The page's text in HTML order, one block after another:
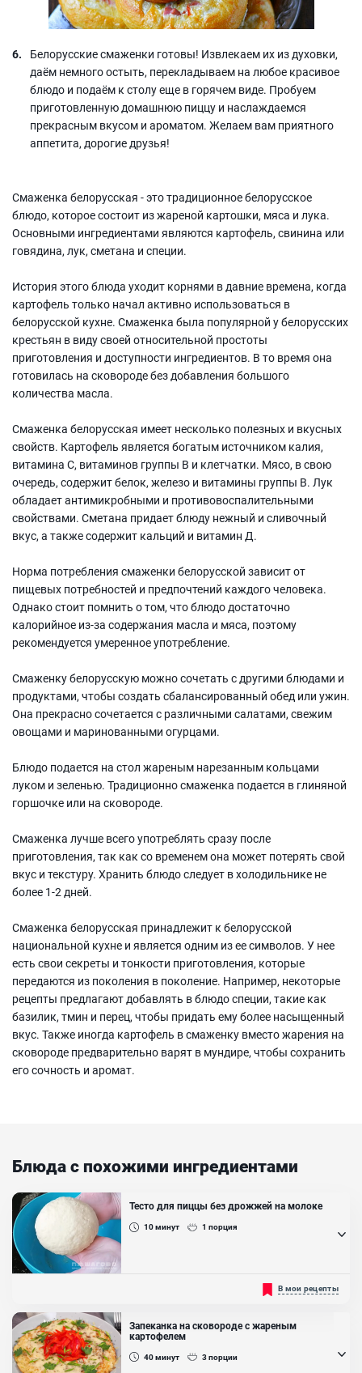
Белорусские смаженки готовы! Извлекаем их из духовки,
даём немного остыть, перекладываем на любое красивое
блюдо и подаём к столу еще в горячем виде. Пробуем
приготовленную домашнюю пиццу и наслаждаемся
прекрасным вкусом и ароматом. Желаем вам приятного
аппетита, дорогие друзья!
Смаженка белорусская - это традиционное белорусское
блюдо, которое состоит из жареной картошки, мяса и лука.
Основными ингредиентами являются картофель, свинина или
говядина, лук, сметана и специи.
История этого блюда уходит корнями в давние времена, когда
картофель только начал активно использоваться в
белорусской кухне. Смаженка была популярной у белорусских
крестьян в виду своей относительной простоты
приготовления и доступности ингредиентов. В то время она
готовилась на сковороде без добавления большого
количества масла.
Смаженка белорусская имеет несколько полезных и вкусных
свойств. Картофель является богатым источником калия,
витамина С, витаминов группы В и клетчатки. Мясо, в свою
очередь, содержит белок, железо и витамины группы В. Лук
обладает антимикробными и противовоспалительными
свойствами. Сметана придает блюду нежный и сливочный
вкус, а также содержит кальций и витамин Д.
Норма потребления смаженки белорусской зависит от
пищевых потребностей и предпочтений каждого человека.
Однако стоит помнить о том, что блюдо достаточно
калорийное из-за содержания масла и мяса, поэтому
рекомендуется умеренное употребление.
Смаженку белорусскую можно сочетать с другими блюдами и
продуктами, чтобы создать сбалансированный обед или ужин.
Она прекрасно сочетается с различными салатами, свежим
овощами и маринованными огурцами.
Блюдо подается на стол жареным нарезанным кольцами
луком и зеленью. Традиционно смаженка подается в глиняной
горшочке или на сковороде.
Смаженка лучше всего употреблять сразу после
приготовления, так как со временем она может потерять свой
вкус и текстуру. Хранить блюдо следует в холодильнике не
более 1-2 дней.
Смаженка белорусская принадлежит к белорусской
национальной кухне и является одним из ее символов. У нее
есть свои секреты и тонкости приготовления, которые
передаются из поколения в поколение. Например, некоторые
рецепты предлагают добавлять в блюдо специи, такие как
базилик, тмин и перец, чтобы придать ему более насыщенный
вкус. Также иногда картофель в смаженку вместо жарения на
сковороде предварительно варят в мундире, чтобы сохранить
его сочность и аромат.
Блюда с похожими ингредиентами
Тесто для пиццы без дрожжей на молоке
10минут 1 порция
Универсальное тесто на молоке без дрожжей. Такое тесто можно
приготовить очень легко и просто, быстро замешивается и не
требует времени на расстойку. На тесто сразу выкладывается
начинка и отправляется в духовку. В работе тесто легко
раскатывается и держит форму. Из данного количества
ингредиентов для теста получится одна большая пицца
диаметром 36 сантиметров....
В мои рецепты
Запеканка на сковороде с жареным
картофелем
40минут 3порции